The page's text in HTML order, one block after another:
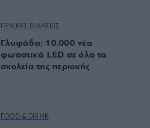
ΓΕΝΙΚΕΣ ΕΙΔΗΣΕΙΣ
Γλυφάδα: 10.000 νέα
φωτιστικά LED σε όλα τα
σχολεία της περιοχής
FOOD & DRINK